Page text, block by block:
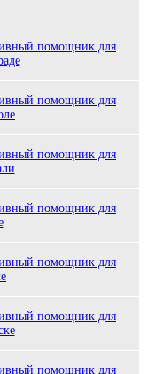
помощник для
помощник для
помощник для
помощник для
помощник для
помощник для
помощник для